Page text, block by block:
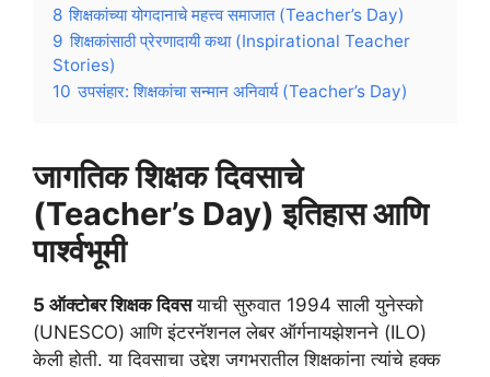
8 शिक्षकांच्या योगदानाचे महत्त्व समाजात (Teacher’s Day)
9 शिक्षकांसाठी प्रेरणादायी कथा (Inspirational Teacher
Stories)
10 उपसंहार: शिक्षकांचा सन्मान अनिवार्य (Teacher’s Day)
जागतिक शिक्षक दिवसाचे
(Teacher’s Day) इतिहास आणि
पार्श्वभूमी
5 ऑक्टोबर शिक्षक दिवसयाची सुरुवात 1994 साली युनेस्को
(UNESCO) आणि इंटरनॅशनल लेबर ऑर्गनायझेशनने (ILO)
केली होती. या दिवसाचा उद्देश जगभरातील शिक्षकांना त्यांचे हक्क